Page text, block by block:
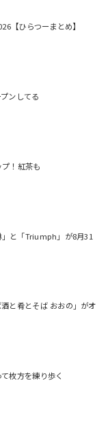
【ひらつーまとめ】
ンしてる
！紅茶も
と「Triumph」が8月31
と肴とそば おおの」がオ
枚方を練り歩く